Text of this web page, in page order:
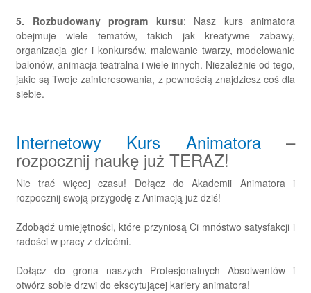
5. Rozbudowany program kursu: Nasz kurs animatora
obejmuje wiele tematów, takich jak kreatywne zabawy,
organizacja gier i konkursów, malowanie twarzy, modelowanie
balonów, animacja teatralna i wiele innych. Niezależnie od tego,
jakie są Twoje zainteresowania, z pewnością znajdziesz coś dla
siebie.
Internetowy Kurs Animatora–
rozpocznij naukę już TERAZ!
Nie trać więcej czasu! Dołącz do Akademii Animatora i
rozpocznij swoją przygodę z Animacją już dziś!
Zdobądź umiejętności, które przyniosą Ci mnóstwo satysfakcji i
radości w pracy z dziećmi.
Dołącz do grona naszych Profesjonalnych Absolwentów i
otwórz sobie drzwi do ekscytującej kariery animatora!